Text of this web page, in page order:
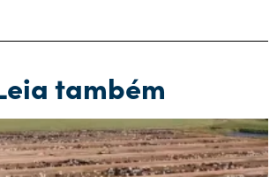
também